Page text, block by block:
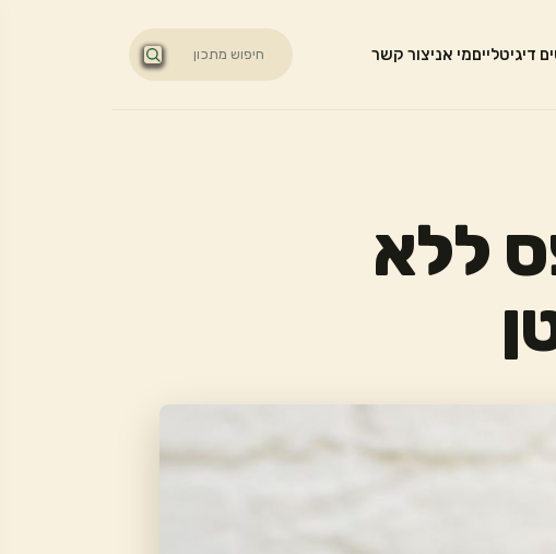
דיגיטלייםמי אניצור קשר
ללא